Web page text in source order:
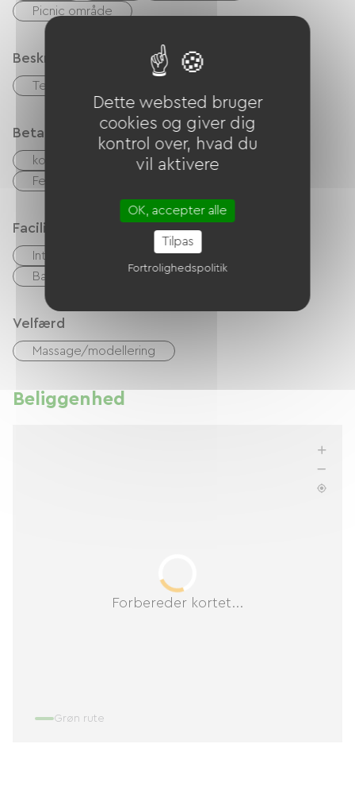
Picnic område
Beskrivelse
Terrasse
Betalingsmåder
kontrol
Kontanter
Feriekuponer (ANCV)
Faciliteter
Internetadgang via kabel
Baby udstyr
Hårtørrer
Velfærd
Massage/modellering
Beliggenhed
Forbereder kortet...
Grøn rute
Dette websted bruger
cookies og giver dig
kontrol over, hvad du
vil aktivere
OK, accepter alle
Tilpas
Fortrolighedspolitik